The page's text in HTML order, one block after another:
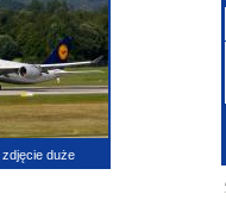
zdjęcie duże